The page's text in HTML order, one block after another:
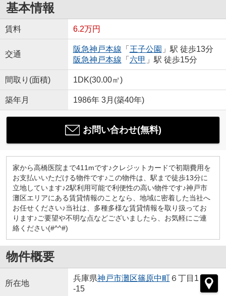
基本情報
賃料 6.2万円
交通
阪急神戸本線 「 王子公園 」駅 徒歩13分
阪急神戸本線 「 六甲 」駅 徒歩15分
間取り(面積) 1DK(30.00㎡)
築年月 1986年 3月(築40年)
お問い合わせ(無料)
家から高橋医院まで411mです♪クレジットカードで初期費用を
お支払いいただける物件です♪この物件は、駅まで徒歩13分に
立地しています♪2駅利用可能で利便性の高い物件です♪神戸市
灘区エリアにある賃貸情報のことなら、地域に密着した当社へ
お任せください♪当社は、多種多様な賃貸情報を取り扱ってお
ります♪ご要望や不明な点などございましたら、お気軽にご連
絡ください(#^^#)
物件概要
所在地
兵庫県神戸市灘区篠原中町６丁目1
-15